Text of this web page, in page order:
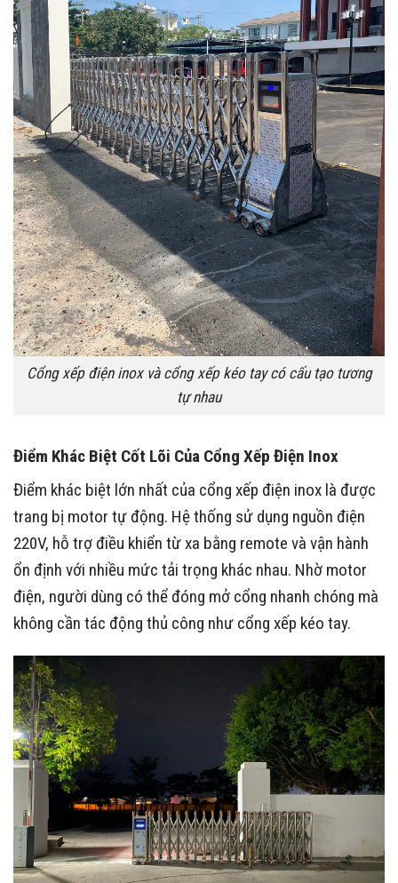
Cổng xếp điện inox và cổng xếp kéo tay có cấu tạo tương
tự nhau
Điểm Khác Biệt Cốt Lõi Của Cổng Xếp Điện Inox
Điểm khác biệt lớn nhất của cổng xếp điện inox là được
trang bị motor tự động. Hệ thống sử dụng nguồn điện
220V, hỗ trợ điều khiển từ xa bằng remote và vận hành
ổn định với nhiều mức tải trọng khác nhau. Nhờ motor
điện, người dùng có thể đóng mở cổng nhanh chóng mà
không cần tác động thủ công như cổng xếp kéo tay.